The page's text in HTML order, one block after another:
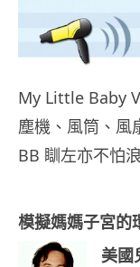
My Little Baby
塵機、風筒、風
BB 瞓左亦不怕
模擬媽媽子宮的
美